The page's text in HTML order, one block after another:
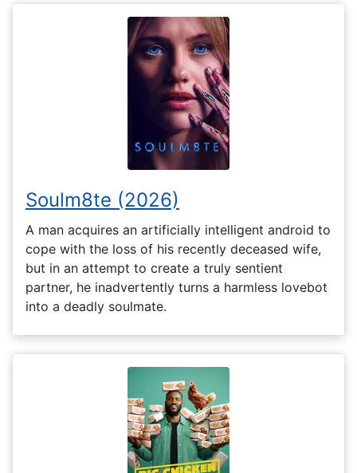
Soulm8te (2026)
A man acquires an artificially intelligent android to
cope with the loss of his recently deceased wife,
but in an attempt to create a truly sentient
partner, he inadvertently turns a harmless lovebot
into a deadly soulmate.